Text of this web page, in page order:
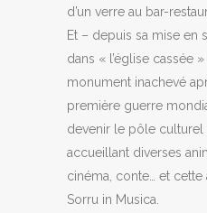
d’un verre au bar-
Et – depuis sa mise en
dans « l’église cassée »
monument inachevé
première guerre
devenir le pôle culturel
accueillant diverses
cinéma, conte… et cette
Sorru in Musica.